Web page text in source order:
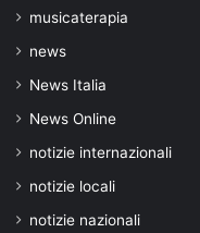
musicaterapia
news
News Italia
News Online
notizie internazionali
notizie locali
notizie nazionali